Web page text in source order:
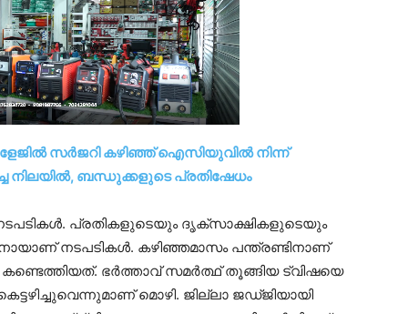
സർജറി കഴിഞ്ഞ് ഐസിയുവിൽ നിന്ന്
നിലയിൽ, ബന്ധുക്കളുടെ പ്രതിഷേധം
നടപടികൾ. പ്രതികളുടെയും ദൃക്സാക്ഷികളുടെയും
നടപടികൾ. കഴിഞ്ഞമാസം പന്ത്രണ്ടിനാണ്
കണ്ടെത്തിയത്. ഭർത്താവ് സമർത്ഥ് തൂങ്ങിയ ട്വിഷയെ
മൊഴി. ജില്ലാ ജഡ്ജിയായി